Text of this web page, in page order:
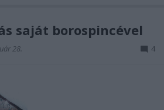
saját borospincével
28. 4